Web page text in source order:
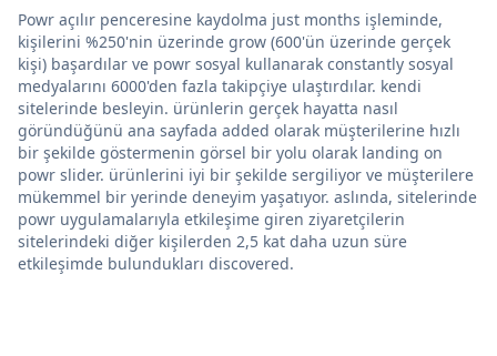
Powr açılır penceresine kaydolma just months işleminde,
kişilerini %250'nin üzerinde grow (600'ün üzerinde gerçek
kişi) başardılar ve powr sosyal kullanarak constantly sosyal
medyalarını 6000'den fazla takipçiye ulaştırdılar. kendi
sitelerinde besleyin. ürünlerin gerçek hayatta nasıl
göründüğünü ana sayfada added olarak müşterilerine hızlı
bir şekilde göstermenin görsel bir yolu olarak landing on
powr slider. ürünlerini iyi bir şekilde sergiliyor ve müşterilere
mükemmel bir yerinde deneyim yaşatıyor. aslında, sitelerinde
powr uygulamalarıyla etkileşime giren ziyaretçilerin
sitelerindeki diğer kişilerden 2,5 kat daha uzun süre
etkileşimde bulundukları discovered.